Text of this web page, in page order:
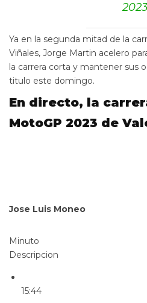
2023
Ya en la segunda mitad de la
Viñales, Jorge Martin acelero
la carrera corta y mantener sus
titulo este domingo.
En directo, la
MotoGP 2023 de
Jose Luis Moneo
Minuto
Descripcion
15:44